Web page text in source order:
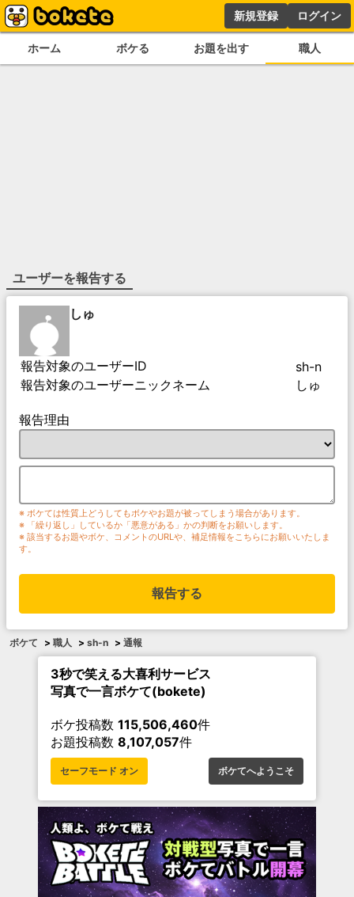
新規登録 ログイン
ホーム ボケる お題を出す 職人
ユーザーを報告する
しゅ
報告対象のユーザーID
sh-n
報告対象のユーザーニックネーム
しゅ
報告理由
※ ボケては性質上どうしてもボケやお題が被ってしまう場合があります。
※ 「繰り返し」しているか「悪意がある」かの判断をお願いします。
※ 該当するお題やボケ、コメントのURLや、補足情報をこちらにお願いいたしま
す。
報告する
ボケて > 職人 > sh-n > 通報
3秒で笑える大喜利サービス
写真で一言ボケて(bokete)
ボケ投稿数 115,506,460件
お題投稿数 8,107,057件
セーフモード オン ボケてへようこそ